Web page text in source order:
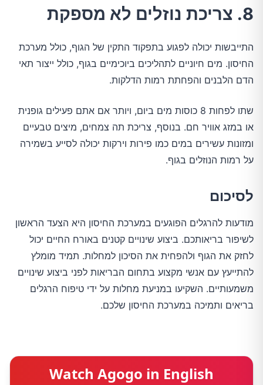
8. צריכת נוזלים לא מספקת
התייבשות יכולה לפגוע בתפקוד התקין של הגוף, כולל מערכת
החיסון. מים חיוניים לתהליכים ביוכימיים בגוף, כולל ייצור תאי
הדם הלבנים והפחתת רמות הדלקות.
שתו לפחות 8 כוסות מים ביום, ויותר אם אתם פעילים גופנית
או במזג אוויר חם. בנוסף, צריכת תה צמחים, מיצים טבעיים
ומזונות עשירים במים כמו פירות וירקות יכולה לסייע בשמירה
על רמות הנוזלים בגוף.
לסיכום
מודעות להרגלים הפוגעים במערכת החיסון היא הצעד הראשון
לשיפור בריאותכם. ביצוע שינויים קטנים באורח החיים יכול
לחזק את הגוף ולהפחית את הסיכון למחלות. תמיד מומלץ
להתייעץ עם אנשי מקצוע בתחום הבריאות לפני ביצוע שינויים
משמעותיים. השקיעו במניעת מחלות על ידי טיפוח הרגלים
בריאים ותמיכה במערכת החיסון שלכם.
Watch Agogo in English